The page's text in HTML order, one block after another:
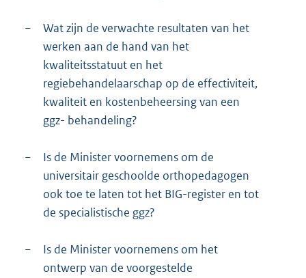
−
Wat zijn de verwachte resultaten van het
werken aan de hand van het
kwaliteitsstatuut en het
regiebehandelaarschap op de effectiviteit,
kwaliteit en kostenbeheersing van een
ggz- behandeling?
−
Is de Minister voornemens om de
universitair geschoolde orthopedagogen
ook toe te laten tot het BIG-register en tot
de specialistische ggz?
−
Is de Minister voornemens om het
ontwerp van de voorgestelde